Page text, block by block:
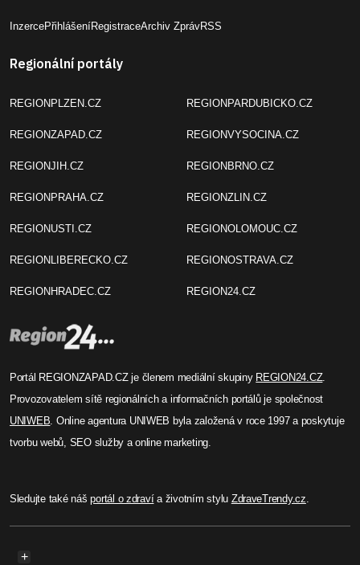
InzercePřihlášeníRegistraceArchiv ZprávRSS
Regionální portály
REGIONPLZEN.CZ
REGIONZAPAD.CZ
REGIONJIH.CZ
REGIONPRAHA.CZ
REGIONUSTI.CZ
REGIONLIBERECKO.CZ
REGIONHRADEC.CZ
REGIONPARDUBICKO.CZ
REGIONVYSOCINA.CZ
REGIONBRNO.CZ
REGIONZLIN.CZ
REGIONOLOMOUC.CZ
REGIONOSTRAVA.CZ
REGION24.CZ
Portál REGIONZAPAD.CZ je členem mediální skupiny REGION24.CZ.
Provozovatelem sítě regionálních a informačních portálů je společnost
UNIWEB. Online agentura UNIWEB byla založená v roce 1997 a poskytuje
tvorbu webů, SEO služby a online marketing.
Sledujte také nášportál o zdravía životním stylu ZdraveTrendy.cz.
+